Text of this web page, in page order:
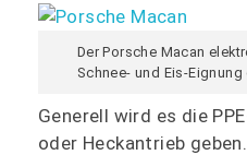
Der Porsche Macan
Schnee- und Eis-
Generell wird es die
oder Heckantrieb